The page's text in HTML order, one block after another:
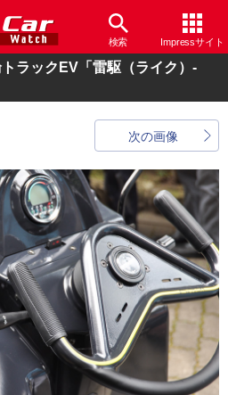
検索 Impressサイト
ラックEV「雷駆（ライク）-
次の画像